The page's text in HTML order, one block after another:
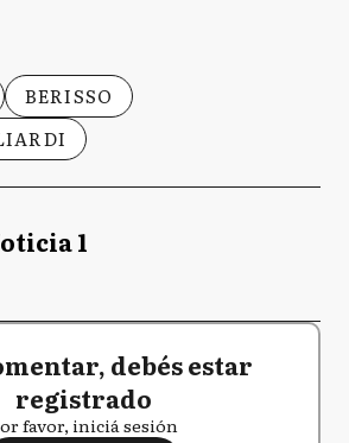
BERISSO
1
debés estar
registrado
favor, iniciá sesión